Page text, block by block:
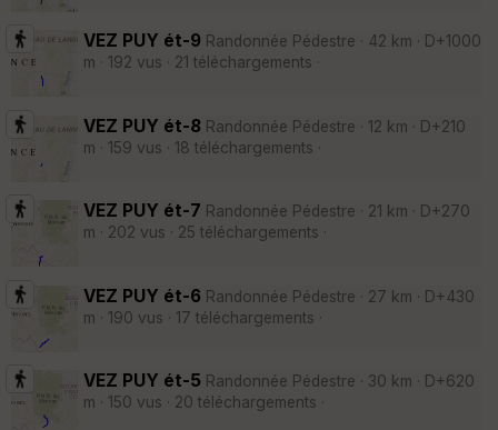
VEZ PUY ét-9 Randonnée Pédestre · 42 km · D+1000
m · 192 vus · 21 téléchargements ·
VEZ PUY ét-8 Randonnée Pédestre · 12 km · D+210
m · 159 vus · 18 téléchargements ·
VEZ PUY ét-7 Randonnée Pédestre · 21 km · D+270
m · 202 vus · 25 téléchargements ·
VEZ PUY ét-6 Randonnée Pédestre · 27 km · D+430
m · 190 vus · 17 téléchargements ·
VEZ PUY ét-5 Randonnée Pédestre · 30 km · D+620
m · 150 vus · 20 téléchargements ·